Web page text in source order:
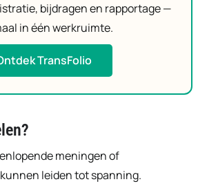
bijdragen en rapportage —
in één werkruimte.
TransFolio
meningen of
leiden tot spanning.